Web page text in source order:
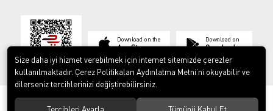
Download on the
App Store
Download on
Google play
© 2023ERY İş Güvenliği Ekipmanları. Tüm hakları saklıdır.
Size daha iyi hizmet verebilmek için internet sitemizde çerezler
kullanılmaktadır. Çerez Politikaları Aydınlatma Metni’ni okuyabilir ve
dilerseniz tercihlerinizi değiştirebilirsiniz.